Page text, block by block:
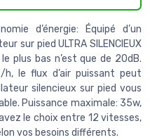
d’énergie: Équipé d’un
sur pied ULTRA SILENCIEUX
plus bas n’est que de 20dB.
h, le flux d’air puissant peut
silencieux sur pied vous
Puissance maximale: 35w,
le choix entre 12 vitesses,
vos besoins différents.